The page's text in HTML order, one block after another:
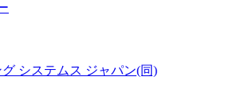
システムス ジャパン(同)